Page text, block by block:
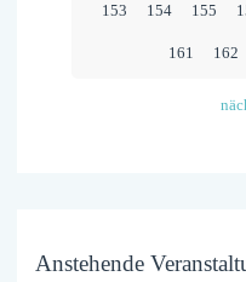
153 154 155
161 162
Anstehende